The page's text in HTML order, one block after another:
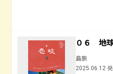
０６ 地
島旅
2025.06.12